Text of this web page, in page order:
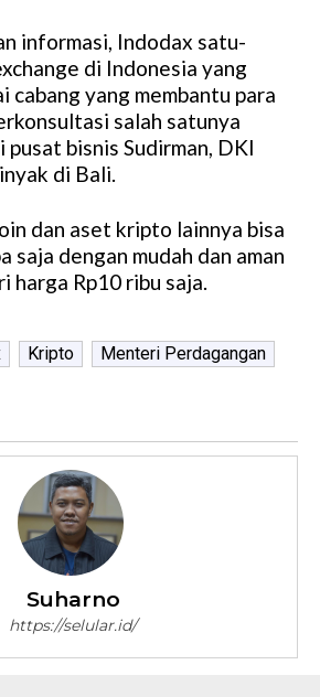
informasi, Indodax satu-
di Indonesia yang
cabang yang membantu para
salah satunya
pusat bisnis Sudirman, DKI
di Bali.
dan aset kripto lainnya bisa
saja dengan mudah dan aman
harga Rp10 ribu saja.
Kripto Menteri Perdagangan
Suharno
https://selular.id/